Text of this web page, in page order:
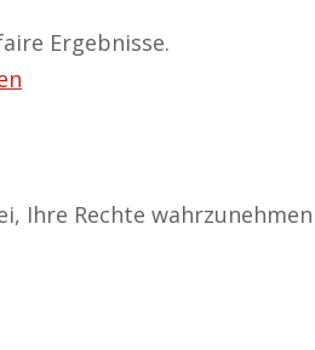
Ergebnisse.
Ihre Rechte wahrzunehmen